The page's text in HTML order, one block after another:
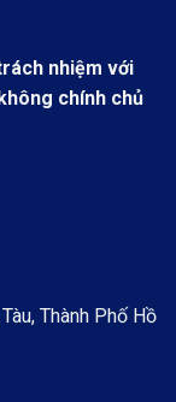
nhiệm với
chính chủ
Thành Phố Hồ